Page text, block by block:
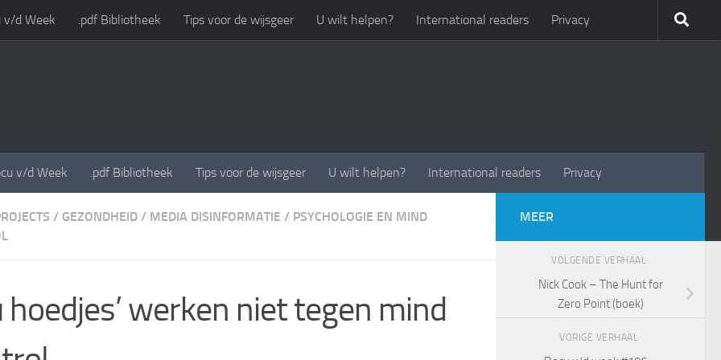
v/d Week .pdf Bibliotheek Tips voor de wijsgeer U wilt helpen? International readers Privacy
v/d Week .pdf Bibliotheek Tips voor de wijsgeer U wilt helpen? International readers Privacy
/ GEZONDHEID / MEDIA DISINFORMATIE / PSYCHOLOGIE EN MIND
hoedjes’ werken niet tegen mind
MEER
VOLGENDE VERHAAL
Nick Cook – The Hunt for
Zero Point (boek)
VORIGE VERHAAL